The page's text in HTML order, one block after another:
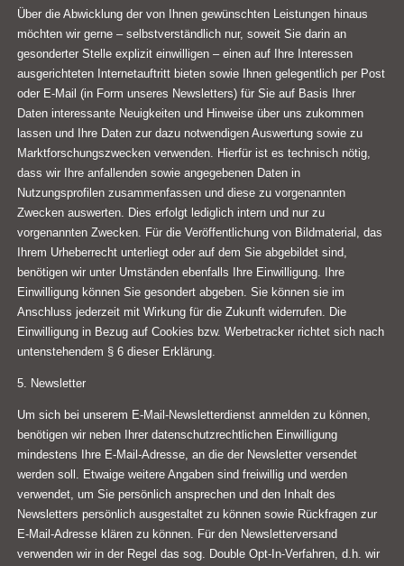
Über die Abwicklung der von Ihnen gewünschten Leistungen hinaus
möchten wir gerne – selbstverständlich nur, soweit Sie darin an
gesonderter Stelle explizit einwilligen – einen auf Ihre Interessen
ausgerichteten Internetauftritt bieten sowie Ihnen gelegentlich per Post
oder E-Mail (in Form unseres Newsletters) für Sie auf Basis Ihrer
Daten interessante Neuigkeiten und Hinweise über uns zukommen
lassen und Ihre Daten zur dazu notwendigen Auswertung sowie zu
Marktforschungszwecken verwenden. Hierfür ist es technisch nötig,
dass wir Ihre anfallenden sowie angegebenen Daten in
Nutzungsprofilen zusammenfassen und diese zu vorgenannten
Zwecken auswerten. Dies erfolgt lediglich intern und nur zu
vorgenannten Zwecken. Für die Veröffentlichung von Bildmaterial, das
Ihrem Urheberrecht unterliegt oder auf dem Sie abgebildet sind,
benötigen wir unter Umständen ebenfalls Ihre Einwilligung. Ihre
Einwilligung können Sie gesondert abgeben. Sie können sie im
Anschluss jederzeit mit Wirkung für die Zukunft widerrufen. Die
Einwilligung in Bezug auf Cookies bzw. Werbetracker richtet sich nach
untenstehendem § 6 dieser Erklärung.
5. Newsletter
Um sich bei unserem E-Mail-Newsletterdienst anmelden zu können,
benötigen wir neben Ihrer datenschutzrechtlichen Einwilligung
mindestens Ihre E-Mail-Adresse, an die der Newsletter versendet
werden soll. Etwaige weitere Angaben sind freiwillig und werden
verwendet, um Sie persönlich ansprechen und den Inhalt des
Newsletters persönlich ausgestaltet zu können sowie Rückfragen zur
E-Mail-Adresse klären zu können. Für den Newsletterversand
verwenden wir in der Regel das sog. Double Opt-In-Verfahren, d.h. wir